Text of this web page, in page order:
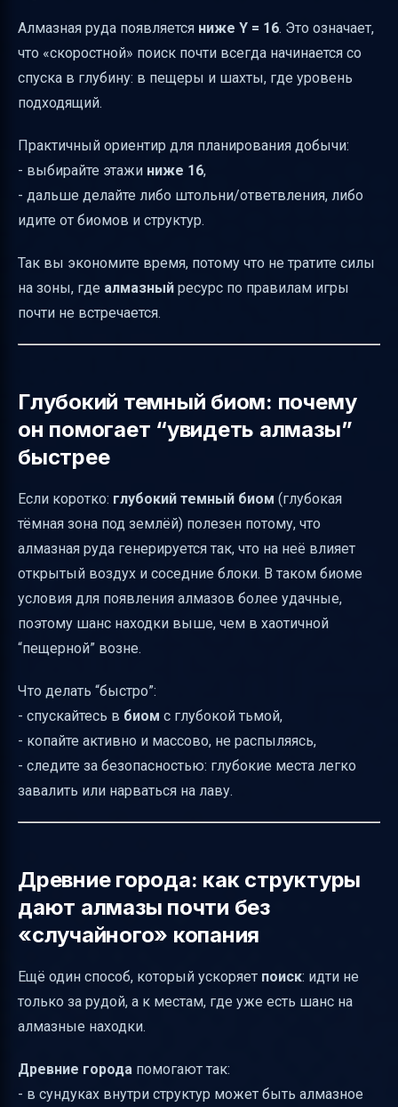
Как проверить уровень Y и почему это
критично для скорости
На каком уровне Y лучше всего искать
алмазы
Почему рядом с лавой часто быстрее:
ориентиры вместо рандома
Майнинг ответвления: самый быстрый
“классический” метод
Кирка удачи: как усилить результат за один
какова их длина
Поиск по руде и “следам” рядом: лавовые,
глиняные, лазуритовые ориентиры
вниз
Как использовать лазурит: когда найденная
руда становится “маяком”
Туф как ориентир: короткая дистанция до
Ископаемые останки: когда алмазы рядом
В каких структурах алмазы лежат в
сундуках
Алмазная руда появляется ниже Y = 16. Это означает,
что «скоростной» поиск почти всегда начинается со
спуска в глубину: в пещеры и шахты, где уровень
подходящий.
Практичный ориентир для планирования добычи:
- выбирайте этажи ниже 16,
- дальше делайте либо штольни/ответвления, либо
идите от биомов и структур.
Так вы экономите время, потому что не тратите силы
на зоны, где алмазный ресурс по правилам игры
почти не встречается.
Глубокий темный биом: почему
он помогает “увидеть алмазы”
быстрее
Если коротко: глубокий темный биом (глубокая
тёмная зона под землёй) полезен потому, что
алмазная руда генерируется так, что на неё влияет
открытый воздух и соседние блоки. В таком биоме
условия для появления алмазов более удачные,
поэтому шанс находки выше, чем в хаотичной
“пещерной” возне.
Что делать “быстро”:
- спускайтесь в биом с глубокой тьмой,
- копайте активно и массово, не распыляясь,
- следите за безопасностью: глубокие места легко
завалить или нарваться на лаву.
Древние города: как структуры
дают алмазы почти без
«случайного» копания
Ещё один способ, который ускоряет поиск: идти не
только за рудой, а к местам, где уже есть шанс на
алмазные находки.
Древние города помогают так:
- в сундуках внутри структур может быть алмазное